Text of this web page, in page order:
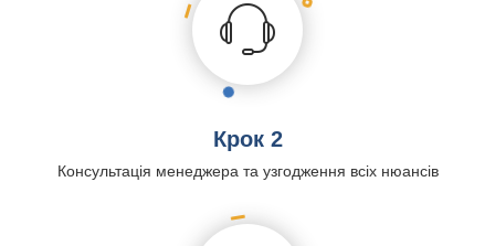
Крок 2
Консультація менеджера та узгодження всіх нюансів